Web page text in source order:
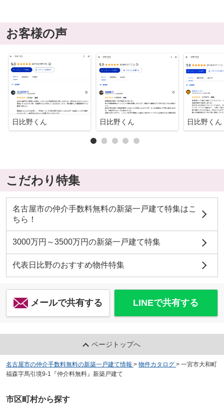
お客様の声
日比野くん 日比野くん 日比野くん
こだわり特集
名古屋市の仲介手数料無料の新築一戸建て特集はこ
ちら！
3000万円～3500万円の新築一戸建て特集
代表日比野のおすすめ物件特集
メールで共有する LINEで共有する
ページトップへ
名古屋市の仲介手数料無料の新築一戸建て情報 > 物件カタログ > 一宮市大和町
福森字馬引境9-1『仲介料無料』新築戸建て
市区町村から探す